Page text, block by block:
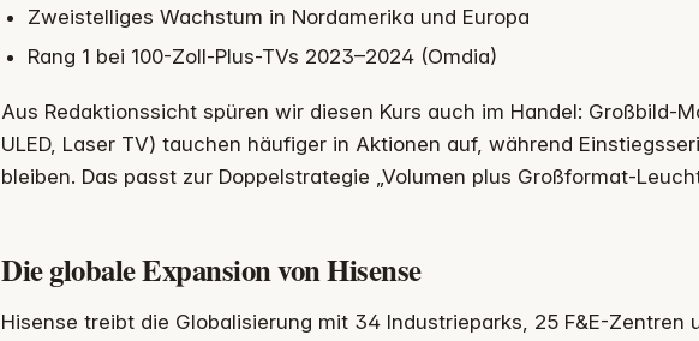
Zweistelliges Wachstum in Nordamerika und Europa
Rang 1 bei 100-Zoll-Plus-TVs 2023–2024 (Omdia)
Aus Redaktionssicht spüren wir diesen Kurs auch im Handel: Großbild-
ULED, Laser TV) tauchen häufiger in Aktionen auf, während
bleiben. Das passt zur Doppelstrategie „Volumen plus Großformat-
Die globale Expansion von Hisense
Hisense treibt die Globalisierung mit 34 Industrieparks, 25 F&E-Zentren